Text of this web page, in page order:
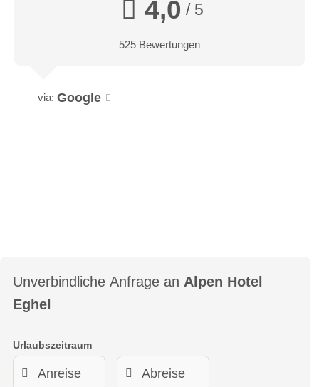
Öffnungszeiten Bergbahnen:
ganztags geöffnet
Biketransport:
Bike-Shuttle
Touren ab Seehöhe:
ab 1100 m
4,0 / 5
525 Bewertungen
via: Google
Unverbindliche Anfrage an Alpen Hotel
Eghel
Urlaubszeitraum